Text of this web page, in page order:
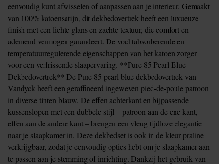
eenvoudig kunt afwisselen of aanpassen aan je interieur. Gemaakt
van 100% katoensatijn, dit dekbedovertrek heeft een luxueuze
finish met een lichte glans en zachte textuur, die comfort en
ademend vermogen garandeert. De vochtabsorberende en
temperatuurregulerende eigenschappen van het katoen zorgen
voor een verfrissende slaapervaring. **Pure 85 Pearl Blue
Dekbedovertrek** De Pure 85 pearl blue dekbedovertrek van
Vandyck heeft een geraffineerd ingeweven pied-de-poule patroon
in diverse tinten blauw. De effen achterkant en bijpassende
kussenslopen met een dubbele stijl – patroon aan de ene kant,
effen aan de andere kant – brengen een vleug tijdloze elegantie
naar je slaapkamer in. Deze dekbedset is ook in de kleur praline
verkrijgbaar, zodat je eenvoudig opties hebt om je slaapkamer aan
te passen aan je stemming of inrichting. Dankzij het gebruik van